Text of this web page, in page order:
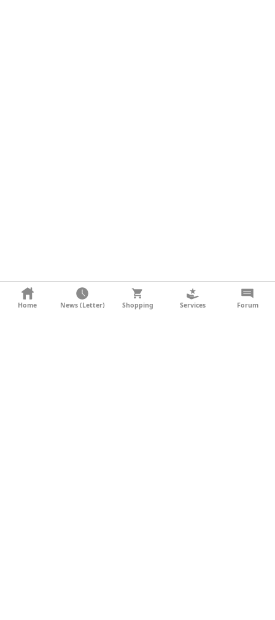
KONTAKT
Home News (Letter) Shopping Services Forum